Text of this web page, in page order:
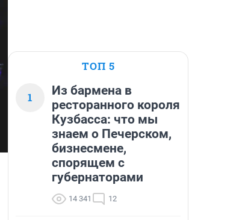
ТОП 5
1
Из бармена в
ресторанного короля
Кузбасса: что мы
знаем о Печерском,
бизнесмене,
спорящем с
губернаторами
14 341 12